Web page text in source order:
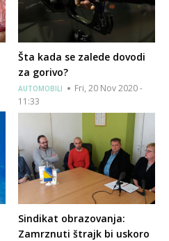
Šta kada se zalede dovodi
za gorivo?
AUTOMOBILI
Fri, 20 Nov 2020 -
11:33
Sindikat obrazovanja:
Zamrznuti štrajk bi uskoro